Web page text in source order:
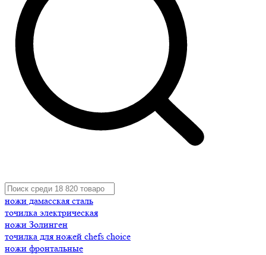
ножи дамасская сталь
точилка электрическая
ножи Золинген
точилка для ножей chefs choice
ножи фронтальные